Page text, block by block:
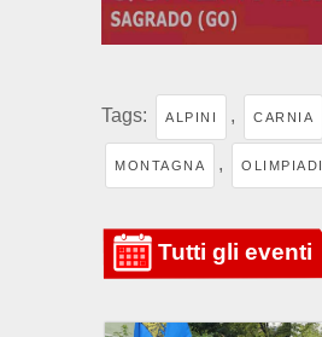
Tags: ALPINI , CARNIA
MONTAGNA , OLIMPIADI